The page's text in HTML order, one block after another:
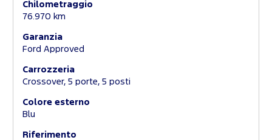
Chilometraggio
76.970 km
Garanzia
Ford Approved
Carrozzeria
Crossover, 5 porte, 5 posti
Colore esterno
Blu
Riferimento